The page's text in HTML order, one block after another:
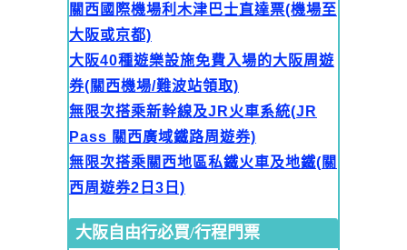
關西國際機場利木津巴士直達票(機場至
大阪或京都)
大阪40種遊樂設施免費入場的大阪周遊
券(關西機場/難波站領取)
無限次搭乘新幹線及JR火車系統(JR
Pass 關西廣域鐵路周遊券)
無限次搭乘關西地區私鐵火車及地鐵(關
西周遊券2日3日)
大阪自由行必買/行程門票